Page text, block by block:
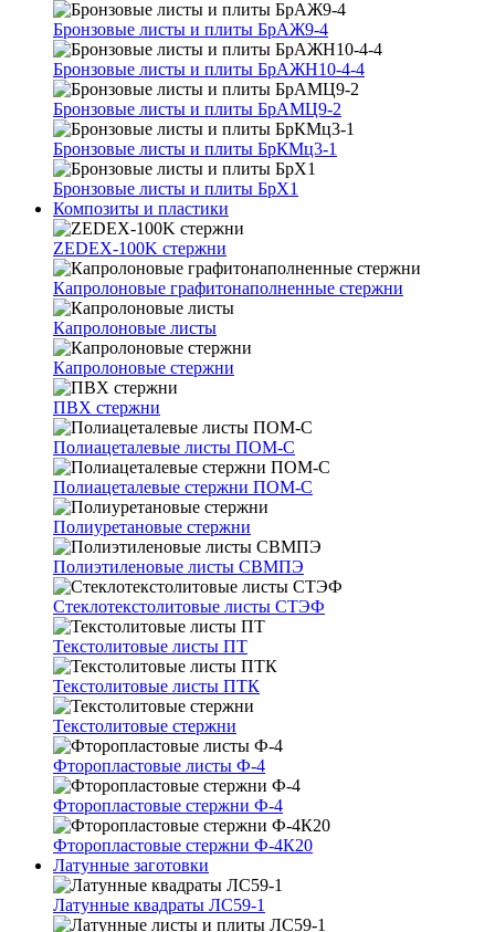
Бронзовые листы и плиты БрАЖ9-4
Бронзовые листы и плиты БрАЖН10-4-4
Бронзовые листы и плиты БрАМЦ9-2
Бронзовые листы и плиты БрКМц3-1
Бронзовые листы и плиты БрХ1
Композиты и пластики
ZEDEX-100K стержни
Капролоновые графитонаполненные стержни
Капролоновые листы
Капролоновые стержни
ПВХ стержни
Полиацеталевые листы ПОМ-С
Полиацеталевые стержни ПОМ-С
Полиуретановые стержни
Полиэтиленовые листы СВМПЭ
Стеклотекстолитовые листы СТЭФ
Текстолитовые листы ПТ
Текстолитовые листы ПТК
Текстолитовые стержни
Фторопластовые листы Ф-4
Фторопластовые стержни Ф-4
Фторопластовые стержни Ф-4К20
Латунные заготовки
Латунные квадраты ЛС59-1